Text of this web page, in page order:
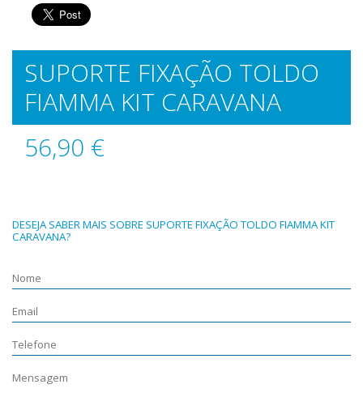
SUPORTE FIXAÇÃO TOLDO
FIAMMA KIT CARAVANA
56,90 €
DESEJA SABER MAIS SOBRE SUPORTE FIXAÇÃO TOLDO FIAMMA KIT
CARAVANA?